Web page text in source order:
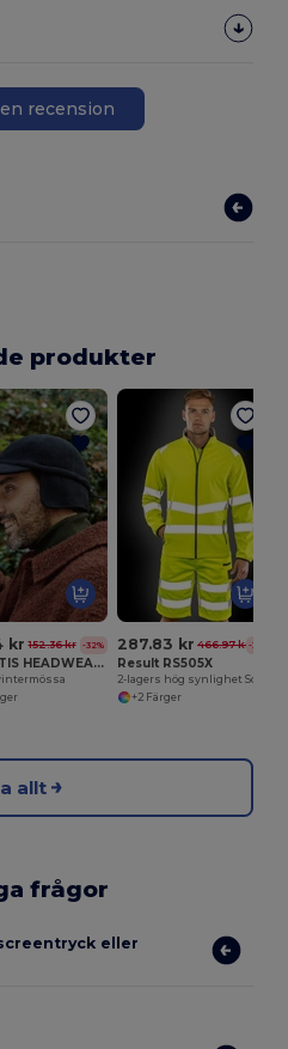
recension
produkter
kr 152.36 kr -32%
ATLANTIS HEADWEAR AT269
287.83 kr 466.97 kr-38%
Result RS505X
+2 Färger
allt
frågor
eller